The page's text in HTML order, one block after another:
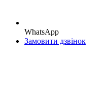
WhatsApp
Замовити дзвінок